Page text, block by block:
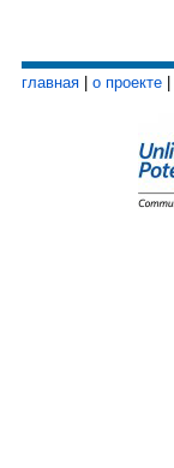
главная о проекте